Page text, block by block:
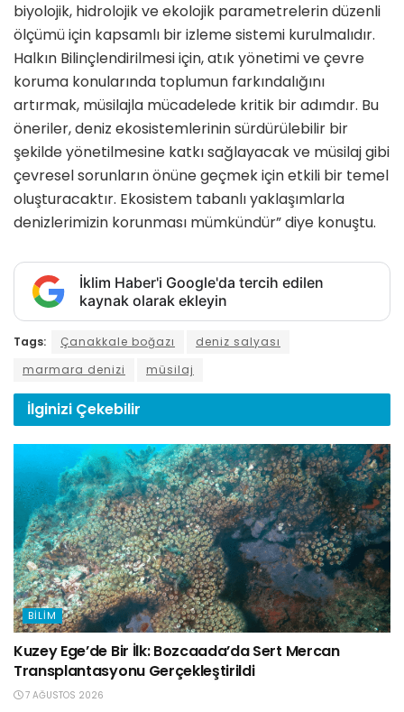
biyolojik, hidrolojik ve ekolojik parametrelerin düzenli
ölçümü için kapsamlı bir izleme sistemi kurulmalıdır.
Halkın Bilinçlendirilmesi için, atık yönetimi ve çevre
koruma konularında toplumun farkındalığını
artırmak, müsilajla mücadelede kritik bir adımdır. Bu
öneriler, deniz ekosistemlerinin sürdürülebilir bir
şekilde yönetilmesine katkı sağlayacak ve müsilaj gibi
çevresel sorunların önüne geçmek için etkili bir temel
oluşturacaktır. Ekosistem tabanlı yaklaşımlarla
denizlerimizin korunması mümkündür” diye konuştu.
İklim Haber'i Google'da tercih edilen
kaynak olarak ekleyin
Tags: Çanakkale boğazı
deniz salyası
marmara denizi
müsilaj
İlginizi Çekebilir
BILIM
Kuzey Ege’de Bir İlk: Bozcaada’da Sert Mercan
Transplantasyonu Gerçekleştirildi
7 AĞUSTOS 2026